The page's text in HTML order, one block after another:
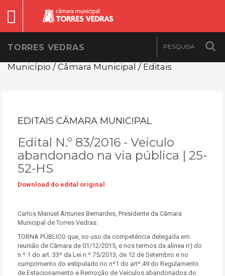
TORRES VEDRAS
Município / Câmara Municipal / Editais
EDITAIS CÂMARA MUNICIPAL
Edital N.º 83/2016 - Veiculo
abandonado na via pública | 25-
52-HS
Download do edital original
Carlos Manuel Antunes Bernardes, Presidente da Câmara
Municipal de Torres Vedras:
TORNA PÚBLICO que, no uso da competência delegada em
reunião de Câmara de 01/12/2015, e nos termos da alínea rr) do
n.º 1 do art. 33º da Lei n.º 75/2013, de 12 de Setembro e no
cumprimento do estipulado no nº1 do artº.49 do Regulamento
de Estacionamento e Remoção de Veículos abandonados do